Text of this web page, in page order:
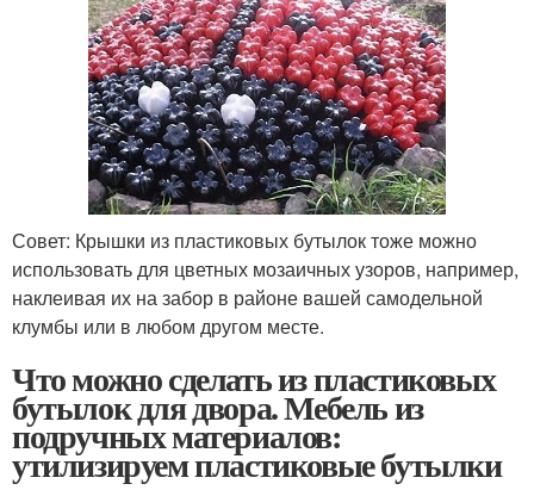
Совет: Крышки из пластиковых бутылок тоже можно
использовать для цветных мозаичных узоров, например,
наклеивая их на забор в районе вашей самодельной
клумбы или в любом другом месте.
Что можно сделать из пластиковых
бутылок для двора. Мебель из
подручных материалов:
утилизируем пластиковые бутылки